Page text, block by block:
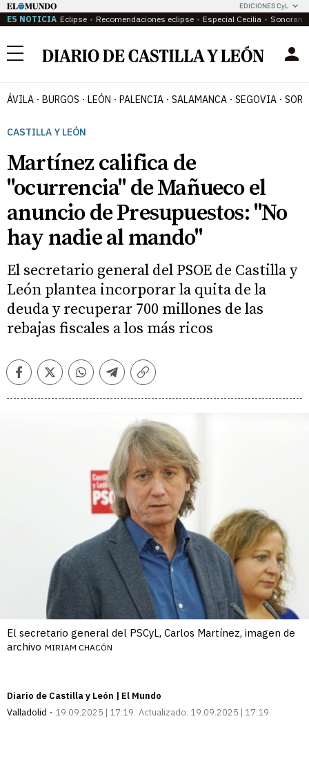
EDICIONES CyL
ES NOTICIA Eclipse Recomendaciones eclipse Especial Cecilia
Menú
ÁVILA BURGOS LEÓN PALENCIA SALAMANCA SEGOVIA
CASTILLA Y LEÓN
Martínez califica de
"ocurrencia" de Mañueco el
anuncio de Presupuestos: "No
hay nadie al mando"
El secretario general del PSOE de Castilla y
León plantea incorporar la quita de la
deuda y recuperar 700 millones de las
rebajas fiscales a los más ricos
FacebookTwitterWhatsappTelegramCopiar
El secretario general del PSCyL, Carlos Martínez, imagen de
archivo MIRIAM CHACÓN
Diario de Castilla y León | El Mundo
Valladolid
19.09.2025 | 17:19 Actualizado: 19.09.2025 | 17:19